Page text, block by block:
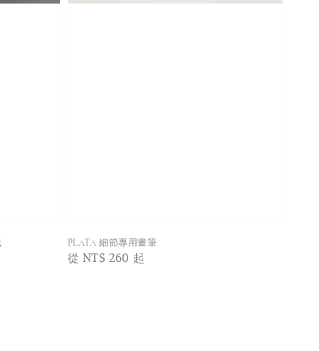
PLATA 細節專用畫筆
Regular
從 NT$ 260 起